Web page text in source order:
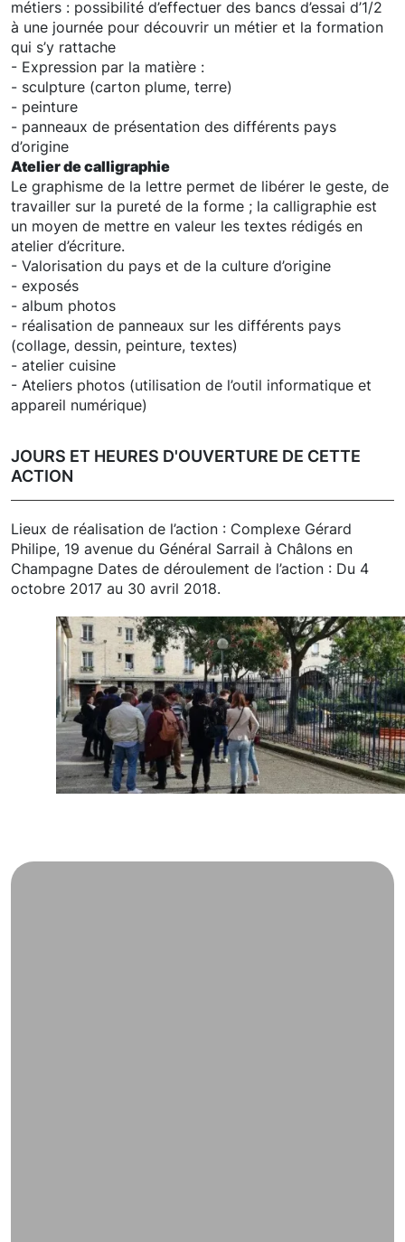
métiers : possibilité d’effectuer des bancs d’essai d’1/2
à une journée pour découvrir un métier et la formation
qui s’y rattache
- Expression par la matière :
- sculpture (carton plume, terre)
- peinture
- panneaux de présentation des différents pays
d’origine
Atelier de calligraphie
Le graphisme de la lettre permet de libérer le geste, de
travailler sur la pureté de la forme ; la calligraphie est
un moyen de mettre en valeur les textes rédigés en
atelier d’écriture.
- Valorisation du pays et de la culture d’origine
- exposés
- album photos
- réalisation de panneaux sur les différents pays
(collage, dessin, peinture, textes)
- atelier cuisine
- Ateliers photos (utilisation de l’outil informatique et
appareil numérique)
JOURS ET HEURES D'OUVERTURE DE CETTE
ACTION
Lieux de réalisation de l’action : Complexe Gérard
Philipe, 19 avenue du Général Sarrail à Châlons en
Champagne Dates de déroulement de l’action : Du 4
octobre 2017 au 30 avril 2018.